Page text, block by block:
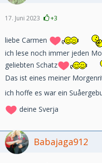
17. Juni 2023 +3
liebe Carmen
ich lese noch immer jeden
geliebten Schatz
Das ist eines meiner
ich hoffe es war ein
deine Sverja
Babajaga912